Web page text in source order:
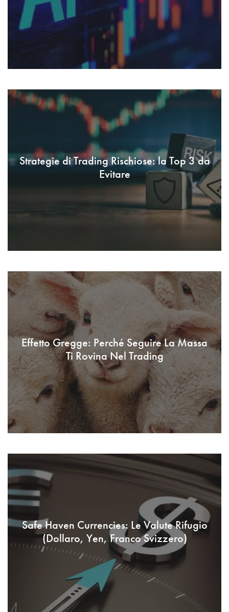
Strategie di Trading Rischiose: la Top 3 da
Evitare
Effetto Gregge: Perché Seguire La Massa
Ti Rovina Nel Trading
Safe Haven Currencies: Le Valute Rifugio
(Dollaro, Yen, Franco Svizzero)